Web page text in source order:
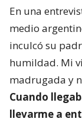
En una
medio
inculcó su
humildad. Mi
madrugada y
Cuando
llevarme a